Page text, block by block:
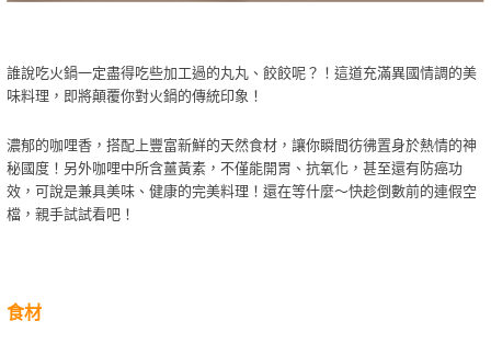
誰說吃火鍋一定盡得吃些加工過的丸丸、餃餃呢？！這道充滿異國情調的美
味料理，即將顛覆你對火鍋的傳統印象！
濃郁的咖哩香，搭配上豐富新鮮的天然食材，讓你瞬間彷彿置身於熱情的神
秘國度！另外咖哩中所含薑黃素，不僅能開胃、抗氧化，甚至還有防癌功
效，可說是兼具美味、健康的完美料理！還在等什麼～快趁倒數前的連假空
檔，親手試試看吧！
食材